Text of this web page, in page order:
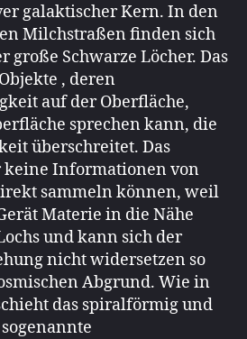
galaktischer Kern. In den
Milchstraßen finden sich
große Schwarze Löcher. Das
, deren
auf der Oberfläche,
sprechen kann, die
überschreitet. Das
keine Informationen von
sammeln können, weil
Materie in die Nähe
und kann sich der
nicht widersetzen so
Abgrund. Wie in
das spiralförmig und